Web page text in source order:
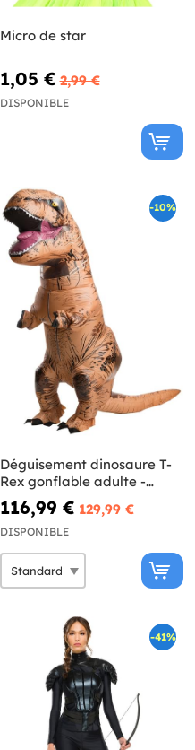
Micro de star
1,05 € 2,99 €
DISPONIBLE
-10%
Déguisement dinosaure T-
Rex gonflable adulte -
Jurassic World
116,99 € 129,99 €
DISPONIBLE
-41%